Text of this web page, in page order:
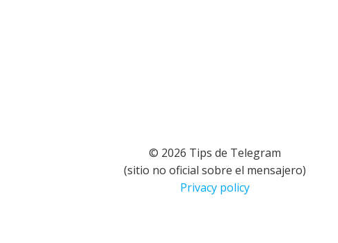
© 2026 Tips de Telegram
(sitio no oficial sobre el mensajero)
Privacy policy